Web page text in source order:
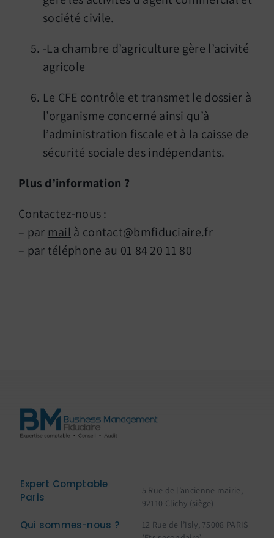
société civile.
-La chambre d’agriculture gère l’acivité
agricole
Le CFE contrôle et transmet le dossier à
l’organisme concerné ainsi qu’à
l’administration fiscale et à la caisse de
sécurité sociale des indépendants.
Plus d’information ?
Contactez-nous :
– par mail à contact@bmfiduciaire.fr
– par téléphone au 01 84 20 11 80
Expert Comptable
Paris
Qui sommes-nous ?
5 Rue de l’ancienne mairie,
92110 Clichy (siège)
12 Rue de l’Isly, 75008 PARIS